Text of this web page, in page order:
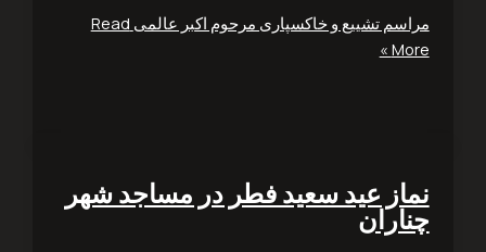
تشییع و خاکسپاری مرحوم اکبر عالمی Read
عید سعید فطر در مساجد شهر